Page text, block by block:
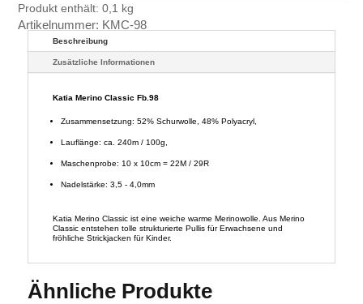
Produkt enthält: 0,1 kg
Artikelnummer: KMC-98
Beschreibung
Zusätzliche Informationen
Katia Merino Classic Fb.98
Zusammensetzung: 52% Schurwolle, 48% Polyacryl,
Lauflänge: ca. 240m / 100g,
Maschenprobe: 10 x 10cm = 22M / 29R
Nadelstärke: 3,5 - 4,0mm
Katia Merino Classic ist eine weiche warme Merinowolle. Aus Merino
Classic entstehen tolle strukturierte Pullis für Erwachsene und
fröhliche Strickjacken für Kinder.
Ähnliche Produkte